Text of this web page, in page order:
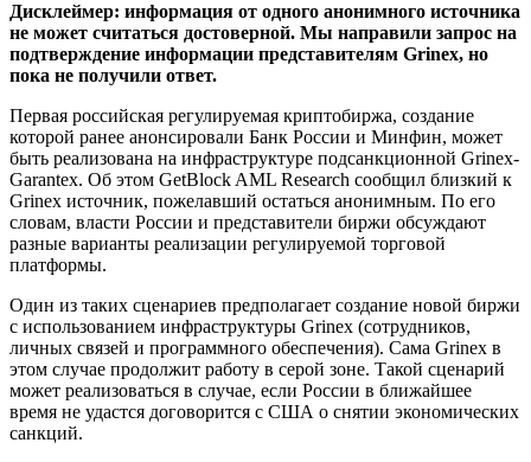
Дисклеймер: информация от одного анонимного источника
не может считаться достоверной. Мы направили запрос на
подтверждение информации представителям Grinex, но
пока не получили ответ.
Первая российская регулируемая криптобиржа, создание
которой ранее анонсировали Банк России и Минфин, может
быть реализована на инфраструктуре подсанкционной Grinex-
Garantex. Об этом GetBlock AML Research сообщил близкий к
Grinex источник, пожелавший остаться анонимным. По его
словам, власти России и представители биржи обсуждают
разные варианты реализации регулируемой торговой
платформы.
Один из таких сценариев предполагает создание новой биржи
с использованием инфраструктуры Grinex (сотрудников,
личных связей и программного обеспечения). Сама Grinex в
этом случае продолжит работу в серой зоне. Такой сценарий
может реализоваться в случае, если России в ближайшее
время не удастся договорится с США о снятии экономических
санкций.